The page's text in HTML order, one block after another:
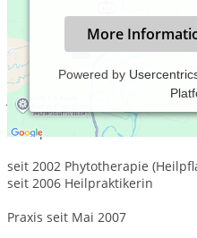
More
Powered by
Jahrgang 1965
Ausbildung 2001 Studium
therapeutische Berufe
seit 2002 Phytotherapie
seit 2006 Heilpraktikerin
Praxis seit Mai 2007